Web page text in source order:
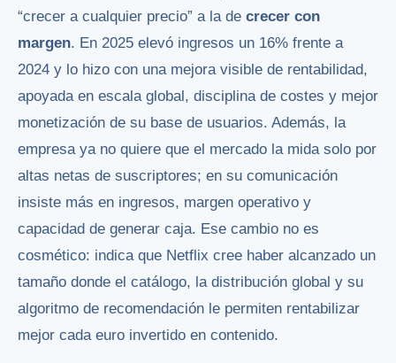
“crecer a cualquier precio” a la de crecer con
margen. En 2025 elevó ingresos un 16% frente a
2024 y lo hizo con una mejora visible de rentabilidad,
apoyada en escala global, disciplina de costes y mejor
monetización de su base de usuarios. Además, la
empresa ya no quiere que el mercado la mida solo por
altas netas de suscriptores; en su comunicación
insiste más en ingresos, margen operativo y
capacidad de generar caja. Ese cambio no es
cosmético: indica que Netflix cree haber alcanzado un
tamaño donde el catálogo, la distribución global y su
algoritmo de recomendación le permiten rentabilizar
mejor cada euro invertido en contenido.